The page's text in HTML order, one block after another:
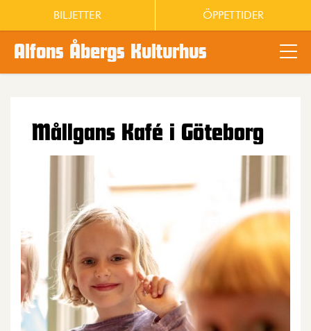
Alfons Åbergs Kulturhus
BILJETTER ÖPPETTIDER
Mållgans Kafé i Göteborg